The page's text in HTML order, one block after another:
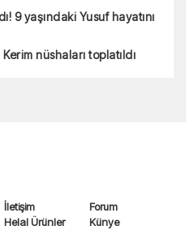
9 yaşındaki Yusuf hayatını
nüshaları toplatıldı
İletişim
Forum
Helal Ürünler Künye